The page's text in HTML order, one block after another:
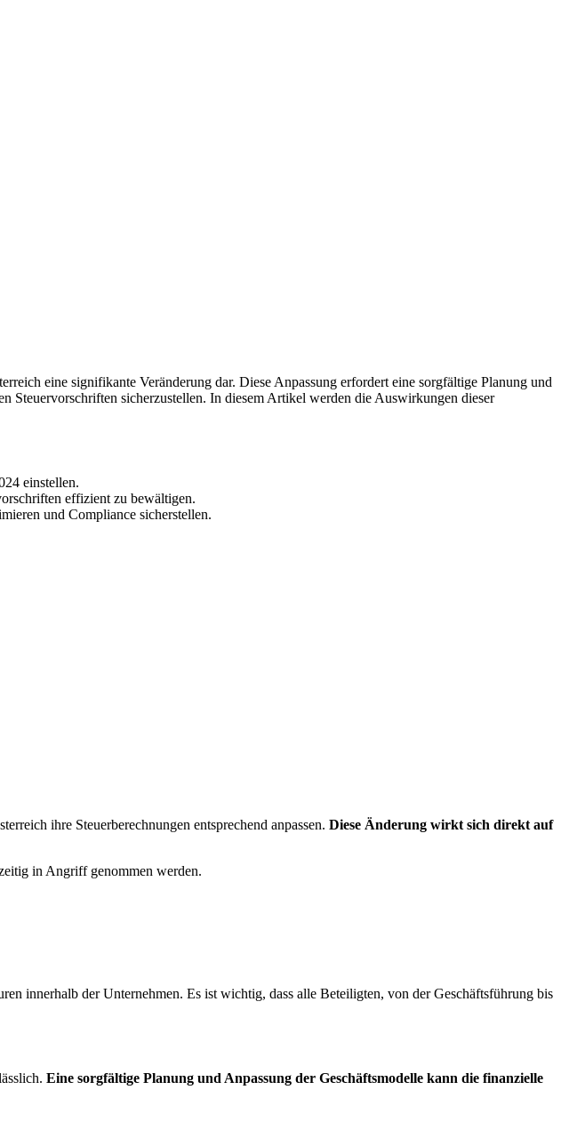
eine signifikante Veränderung dar. Diese Anpassung erfordert eine sorgfältige Planung und
Steuervorschriften sicherzustellen. In diesem Artikel werden die Auswirkungen dieser
einstellen.
effizient zu bewältigen.
und Compliance sicherstellen.
ihre Steuerberechnungen entsprechend anpassen. Diese Änderung wirkt sich direkt auf
in Angriff genommen werden.
innerhalb der Unternehmen. Es ist wichtig, dass alle Beteiligten, von der Geschäftsführung bis
Eine sorgfältige Planung und Anpassung der Geschäftsmodelle kann die finanzielle